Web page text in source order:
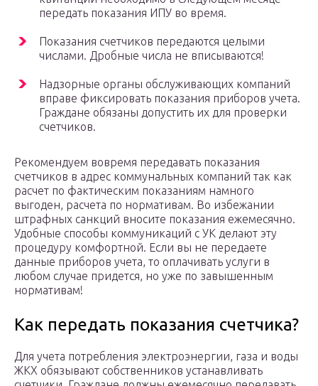
передать показания ИПУ во время.
Показания счетчиков передаются целыми
числами. Дробные числа не вписываются!
Надзорные органы обслуживающих компаний
вправе фиксировать показания приборов учета.
Граждане обязаны допустить их для проверки
счетчиков.
Рекомендуем вовремя передавать показания
счетчиков в адрес коммунальных компаний так как
расчет по фактическим показаниям намного
выгоден, расчета по нормативам. Во избежании
штрафных санкций вносите показания ежемесячно.
Удобные способы коммуникаций с УК делают эту
процедуру комфортной. Если вы не передаете
данные приборов учета, то оплачивать услуги в
любом случае придется, но уже по завышенным
нормативам!
Как передать показания счетчика?
Для учета потребления электроэнергии, газа и воды
ЖКХ обязывают собственников устанавливать